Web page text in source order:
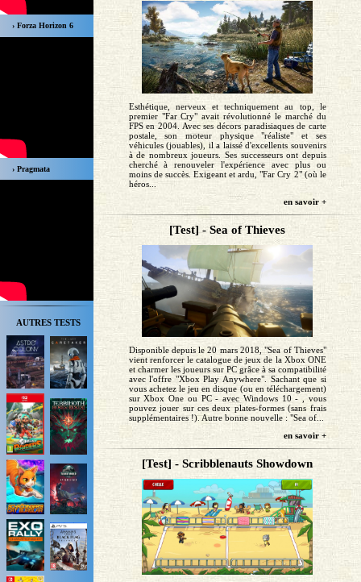
› Forza Horizon 6
› Pragmata
AUTRES TESTS
Esthétique, nerveux et techniquement au top, le
premier "Far Cry" avait révolutionné le marché du
FPS en 2004. Avec ses décors paradisiaques de carte
postale, son moteur physique "réaliste" et ses
véhicules (jouables), il a laissé d'excellents souvenirs
à de nombreux joueurs. Ses successeurs ont depuis
cherché à renouveler l'expérience avec plus ou
moins de succès. Exigeant et ardu, "Far Cry 2" (où le
héros...
en savoir +
[Test] - Sea of Thieves
Disponible depuis le 20 mars 2018, "Sea of Thieves"
vient renforcer le catalogue de jeux de la Xbox ONE
et charmer les joueurs sur PC grâce à sa compatibilité
avec l'offre "Xbox Play Anywhere". Sachant que si
vous achetez le jeu en disque (ou en téléchargement)
sur Xbox One ou PC - avec Windows 10 - , vous
pouvez jouer sur ces deux plates-formes (sans frais
supplémentaires !). Autre bonne nouvelle : "Sea of...
en savoir +
[Test] - Scribblenauts Showdown